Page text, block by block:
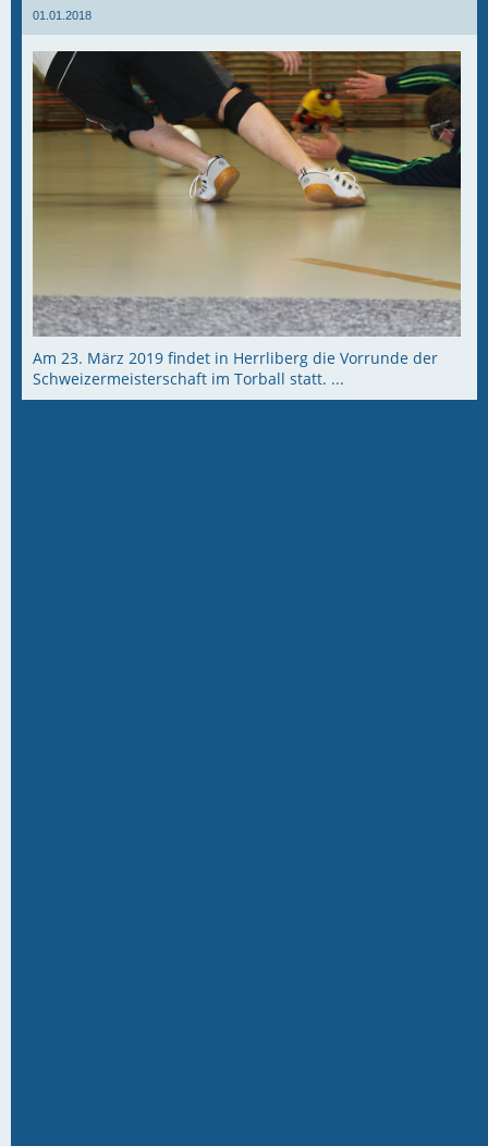
01.01.2018
Am 23. März 2019 findet in Herrliberg die Vorrunde der
Schweizermeisterschaft im Torball statt. ...